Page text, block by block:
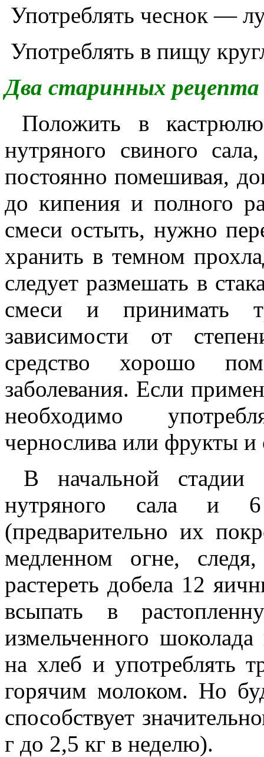
Употреблять чеснок —
Употреблять в пищу
Два старинных
Положить в
нутряного свиного
постоянно помешивая,
до кипения и полного
смеси остыть, нужно
хранить в темном
следует размешать в
смеси и принимать
зависимости от
средство хорошо
заболевания. Если
необходимо
чернослива или фрукты и
В начальной стадии
нутряного сала и
(предварительно их
медленном огне,
растереть добела 12
всыпать в
измельченного
на хлеб и употреблять
горячим молоком. Но
способствует
г до 2,5 кг в неделю).